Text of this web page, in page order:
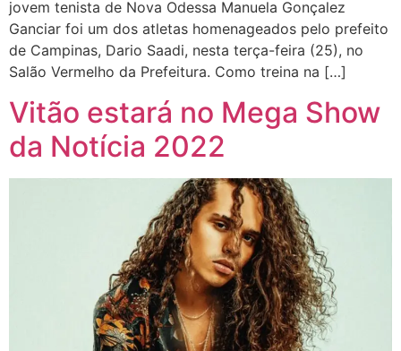
jovem tenista de Nova Odessa Manuela Gonçalez
Ganciar foi um dos atletas homenageados pelo prefeito
de Campinas, Dario Saadi, nesta terça-feira (25), no
Salão Vermelho da Prefeitura. Como treina na […]
Vitão estará no Mega Show
da Notícia 2022